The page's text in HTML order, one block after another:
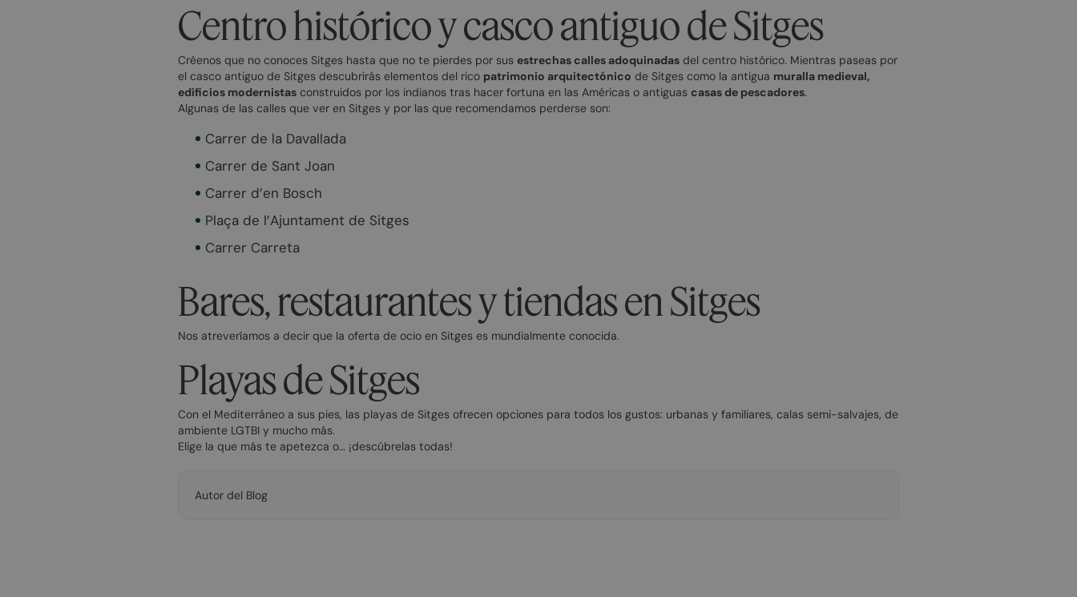
Centro histórico y casco antiguo de Sitges
Créenos que no conoces Sitges hasta que no te pierdes por sus estrechas calles adoquinadas del centro histórico. Mientras paseas por
el casco antiguo de Sitges descubrirás elementos del rico patrimonio arquitectónico de Sitges como la antigua muralla medieval,
edificios modernistas construidos por los indianos tras hacer fortuna en las Américas o antiguas casas de pescadores.
Algunas de las calles que ver en Sitges y por las que recomendamos perderse son:
Carrer de la Davallada
Carrer de Sant Joan
Carrer d’en Bosch
Plaça de l’Ajuntament de Sitges
Carrer Carreta
Bares, restaurantes y tiendas en Sitges
Nos atreveríamos a decir que la oferta de ocio en Sitges es mundialmente conocida.
Playas de Sitges
Con el Mediterráneo a sus pies, las playas de Sitges ofrecen opciones para todos los gustos: urbanas y familiares, calas semi-salvajes, de
ambiente LGTBI y mucho más.
Elige la que más te apetezca o… ¡descúbrelas todas!
Autor del Blog